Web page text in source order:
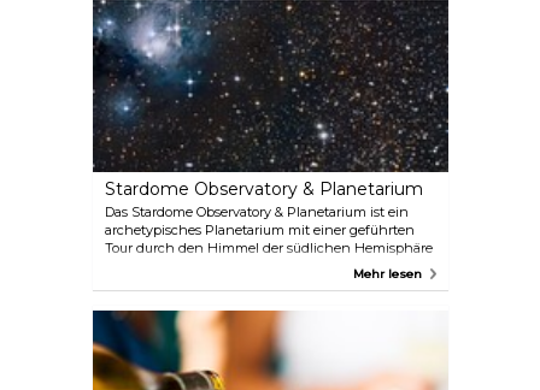
sich der Unterhaltungskomplex SKYCITY Auckland
mit Restaurants, einem Casino und einem Theater.
Wenn Sie also in Auckland sind, sollten Sie sich
diese erstaunliche Attraktion nicht entgehen
lassen.
Stardome Observatory & Planetarium
Das Stardome Observatory & Planetarium ist ein
archetypisches Planetarium mit einer geführten
Tour durch den Himmel der südlichen Hemisphäre
und bietet ein einzigartiges und unterhaltsames
überrascht nicht, dass dies eine der beliebtesten
und begehrtesten Attraktionen in der Region
Auckland ist.
Mehr lesen